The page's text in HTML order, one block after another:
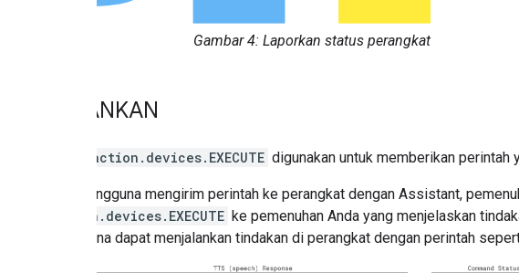
Gambar 4: Laporkan status perangkat
JALANKAN
action.devices.EXECUTE digunakan untuk memberikan perintah
Saat pengguna mengirim perintah ke perangkat dengan Assistant,
action.devices.EXECUTE ke pemenuhan Anda yang menjelaskan
Pengguna dapat menjalankan tindakan di perangkat dengan perintah